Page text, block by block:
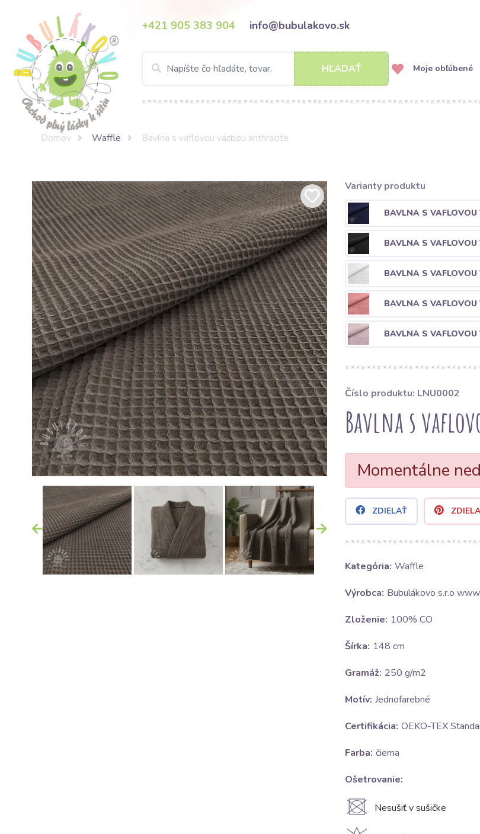
+421 905 383 904 info@bubulakovo.sk
HĽADAŤ Moje obľúbené
Domov Waffle Bavlna s vaflovou väzbou anthracite
Varianty produktu
BAVLNA S
BAVLNA S
BAVLNA S
BAVLNA S
BAVLNA S
Číslo produktu: LNU0002
Bavlna s
Momentálne
ZDIELAŤ
Kategória: Waffle
Výrobca: Bubulákovo s.r.o
Zloženie: 100% CO
Šírka: 148 cm
Gramáž: 250 g/m2
Motív: Jednofarebné
Certifikácia: OEKO-TEX
Farba: čierna
Ošetrovanie:
U Nesušiť v sušičke